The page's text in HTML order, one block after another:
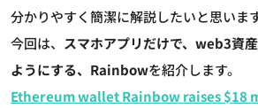
分かりやすく簡潔に解説したいと思います
今回は、 スマホアプリだけで、web3資
ようにする、Rainbowを紹介します。
Ethereum wallet Rainbow raises $18